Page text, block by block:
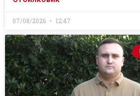
07/08/2026 12:47